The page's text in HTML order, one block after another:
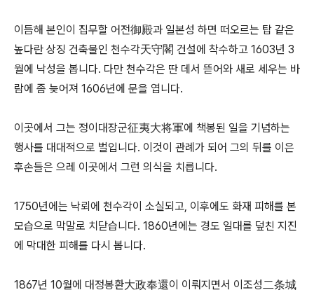
이듬해 본인이 집무할 어전御殿과 일본성 하면 떠오르는 탑 같은
높다란 상징 건축물인 천수각天守閣 건설에 착수하고 1603년 3
월에 낙성을 봅니다. 다만 천수각은 딴 데서 뜯어와 새로 세우는 바
람에 좀 늦어져 1606년에 문을 엽니다.
이곳에서 그는 정이대장군征夷大将軍에 책봉된 일을 기념하는
행사를 대대적으로 벌입니다. 이것이 관례가 되어 그의 뒤를 이은
후손들은 으레 이곳에서 그런 의식을 치릅니다.
1750년에는 낙뢰에 천수각이 소실되고, 이후에도 화재 피해를 본
모습으로 막말로 치닫습니다. 1860년에는 경도 일대를 덮친 지진
에 막대한 피해를 다시 봅니다.
1867년 10월에 대정봉환大政奉還이 이뤄지면서 이조성二条城